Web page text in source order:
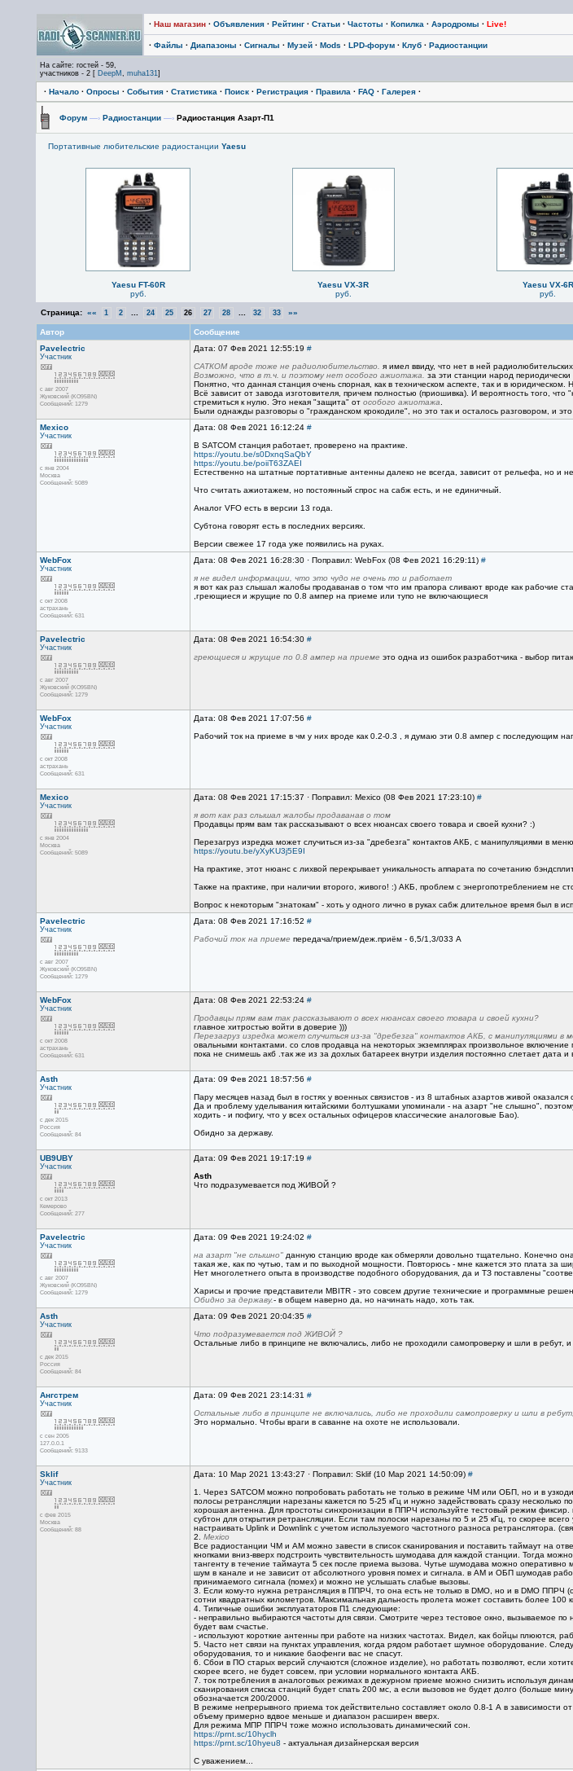
· Наш магазин· Объявления· Рейтинг· Статьи· Частоты · Копилка · Аэродромы · Live!
· Файлы · Диапазоны · Сигналы · Музей· Mods · LPD-форум· Клуб· Радиостанции
На сайте: гостей - 59,
участников - 2 [ DeepM , muha131]
· Начало· Опросы · События· Статистика · Поиск· Регистрация· Правила · FAQ· Галерея·
Форум —› Радиостанции —›Радиостанция Азарт-П1
Портативные любительские радиостанции Yaesu
Yaesu FT-60R
руб.
Yaesu VX-3R
руб.
Yaesu VX-6R
руб.
Страница: «« 1 2 24 25 26 27 28 32 33 »»
Автор
Сообщение
Pavelectric
Участник
с авг 2007
Жуковский (KO95BN)
Сообщений: 1279
Дата: 07 Фев 2021 12:55:19 #
САТКОМ вроде тоже не радиолюбительство. я имел ввиду, что нет в ней
Возможно, что в т.ч. и поэтому нет особого ажиотажа.
за эти станции народ
Понятно, что данная станция очень спорная, как в техническом аспекте, так и в
Всё зависит от завода изготовителя, причем полностью (приошивка). И вероятность того,
стремиться к нулю. Это некая "защита" от особого ажиотажа
Были однажды разговоры о "гражданском крокодиле", но это так и осталось разговором, и это
Mexico
Участник
с янв 2004
Москва
Сообщений: 5089
Дата: 08 Фев 2021 16:12:24 #
В SATCOM станция работает, проверено на практике.
https://youtu.be/s0DxnqSaQbY
https://youtu.be/poiiT63ZAEI
Естественно на штатные портативные антенны далеко не всегда, зависит от рельефа, но и
Что считать ажиотажем, но постоянный спрос на сабж есть, и не единичный.
Аналог VFO есть в версии 13 года.
Субтона говорят есть в последних версиях.
Версии свежее 17 года уже появились на руках.
WebFox
Участник
с окт 2008
астрахань
Сообщений: 631
Дата: 08 Фев 2021 16:28:30 · Поправил: WebFox (08 Фев 2021 16:29:11) #
я не видел информации, что это чудо не очень то и работает
я вот как раз слышал жалобы продаванав о том что им прапора сливают вроде как рабочие
,греющиеся и жрущие по 0.8 ампер на приеме или тупо не включающиеся
Pavelectric
Участник
с авг 2007
Жуковский (KO95BN)
Сообщений: 1279
Дата: 08 Фев 2021 16:54:30 #
греющиеся и жрущие по 0.8 ампер на приеме это одна из ошибок разработчика - выбор
WebFox
Участник
с окт 2008
астрахань
Сообщений: 631
Дата: 08 Фев 2021 17:07:56 #
Рабочий ток на приеме в чм у них вроде как 0.2-0.3 , я думаю эти 0.8 ампер с последующим
Mexico
Участник
с янв 2004
Москва
Сообщений: 5089
Дата: 08 Фев 2021 17:15:37 · Поправил: Mexico (08 Фев 2021 17:23:10) #
я вот как раз слышал жалобы продаванав о том
Продавцы прям вам так рассказывают о всех нюансах своего товара и своей кухни? :)
Перезагруз изредка может случиться из-за "дребезга" контактов АКБ, с манипуляциями в меню
https://youtu.be/yXyKU3j5E9I
На практике, этот нюанс с лихвой перекрывает уникальность аппарата по сочетанию
Также на практике, при наличии второго, живого! :) АКБ, проблем с энергопотреблением не
Вопрос к некоторым "знатокам" - хоть у одного лично в руках сабж длительное время был в
Pavelectric
Участник
с авг 2007
Жуковский (KO95BN)
Сообщений: 1279
Дата: 08 Фев 2021 17:16:52 #
Рабочий ток на приеме передача/прием/деж.приём - 6,5/1,3/033 А
WebFox
Участник
с окт 2008
астрахань
Сообщений: 631
Дата: 08 Фев 2021 22:53:24 #
Продавцы прям вам так рассказывают о всех нюансах своего товара и своей кухни?
главное хитростью войти в доверие )))
Перезагруз изредка может случиться из-за "дребезга" контактов АКБ, с манипуляциями в
овальными контактами. со слов продавца на некоторых экземплярах произвольное включение
пока не снимешь акб .так же из за дохлых батареек внутри изделия постоянно слетает дата и
Asth
Участник
с дек 2015
Россия
Сообщений: 84
Дата: 09 Фев 2021 18:57:56 #
Пару месяцев назад был в гостях у военных связистов - из 8 штабных азартов живой
Да и проблему уделывания китайскими болтушками упоминали - на азарт "не слышно",
ходить - и пофигу, что у всех остальных офицеров классические аналоговые Бао).
Обидно за державу.
UB9UBY
Участник
с окт 2013
Кемерово
Сообщений: 277
Дата: 09 Фев 2021 19:17:19 #
Asth
Что подразумевается под ЖИВОЙ ?
Pavelectric
Участник
с авг 2007
Жуковский (KO95BN)
Сообщений: 1279
Дата: 09 Фев 2021 19:24:02 #
на азарт "не слышно"данную станцию вроде как обмеряли довольно тщательно. Конечно
такая же, как по чутью, там и по выходной мощности. Повторюсь - мне кажется это плата за
Нет многолетнего опыта в производстве подобного оборудования, да и ТЗ поставлены
Харисы и прочие представители MBITR - это совсем другие технические и программные
Обидно за державу.- в общем наверно да, но начинать надо, хоть так.
Asth
Участник
с дек 2015
Россия
Сообщений: 84
Дата: 09 Фев 2021 20:04:35 #
Что подразумевается под ЖИВОЙ ?
Остальные либо в принципе не включались, либо не проходили самопроверку и шли в ребут, и
Ангстрем
Участник
с сен 2005
127.0.0.1
Сообщений: 9133
Дата: 09 Фев 2021 23:14:31 #
Остальные либо в принципе не включались, либо не проходили самопроверку и шли в
Это нормально. Чтобы враги в саванне на охоте не использовали.
Sklif
Участник
с фев 2015
Москва
Сообщений: 88
Дата: 10 Мар 2021 13:43:27 · Поправил: Sklif (10 Мар 2021 14:50:09) #
1. Через SATCOM можно попробовать работать не только в режиме ЧМ или ОБП, но и в
полосы ретрансляции нарезаны кажется по 5-25 кГц и нужно задействовать сразу несколько
хорошая антенна. Для простоты синхронизации в ППРЧ используйте тестовый режим
субтон для открытия ретрансляции. Если там полоски нарезаны по 5 и 25 кГц, то скорее
настраивать Uplink и Downlink с учетом используемого частотного разноса ретранслятора.
2. Mexico
Все радиостанции ЧМ и АМ можно завести в список сканирования и поставить таймаут на
кнопками вниз-вверх подстроить чувствительность шумодава для каждой станции. Тогда
тангенту в течение таймаута 5 сек после приема вызова. Чутье шумодава можно
шум в канале и не зависит от абсолютного уровня помех и сигнала. в АМ и ОБП шумодав
принимаемого сигнала (помех) и можно не услышать слабые вызовы.
3. Если кому-то нужна ретрансляция в ППРЧ, то она есть не только в DMO, но и в DMO
сотни квадратных километров. Максимальная дальность пролета может составить более
4. Типичные ошибки эксплуататоров П1 следующие:
- неправильно выбираются частоты для связи. Смотрите через тестовое окно,
будет вам счастье.
- используют короткие антенны при работе на низких частотах. Видел, как бойцы плюются,
5. Часто нет связи на пунктах управления, когда рядом работает шумное оборудование.
оборудования, то и никакие баофенги вас не спасут.
6. Сбои в ПО старых версий случаются (сложное изделие), но работать позволяют, если
скорее всего, не будет совсем, при условии нормального контакта АКБ.
7. ток потребления в аналоговых режимах в дежурном приеме можно снизить используя
сканирования списка станций будет спать 200 мс, а если вызовов не будет долго (больше
обозначается 200/2000.
В режиме непрерывного приема ток действительно составляет около 0.8-1 А в
объему примерно вдвое меньше и диапазон расширен вверх.
Для режима МПР ППРЧ тоже можно использовать динамический сон.
https://prnt.sc/10hyclh
https://prnt.sc/10hyeu8 - актуальная дизайнерская версия
С уважением...